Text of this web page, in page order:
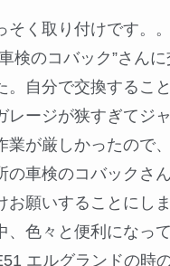
く取り付けです。
検のコバック”さん
。自分で交換するこ
レージが狭すぎてジ
業が厳しかったので
の車検のコバックさ
お願いすることにし
、色々と便利になっ
エルグランドの時